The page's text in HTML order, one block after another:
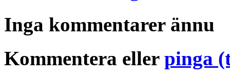
Inga kommentarer ännu
Kommentera eller pinga